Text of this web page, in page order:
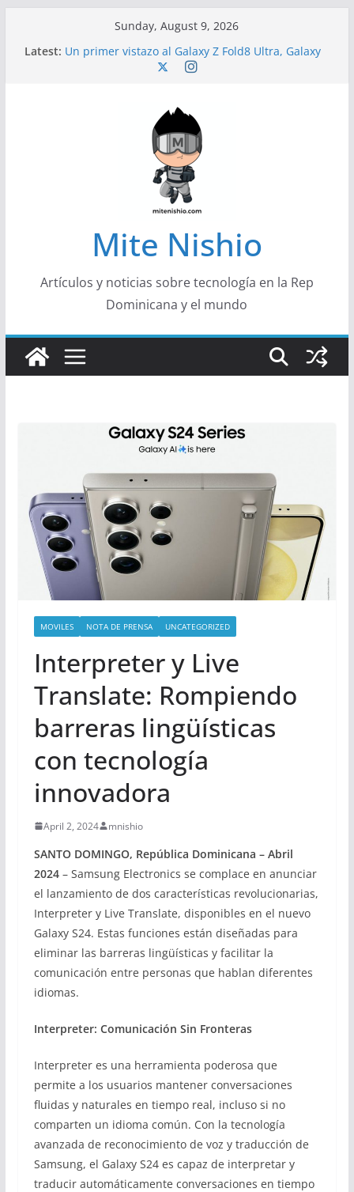
Sunday, August 9, 2026
Latest: Un primer vistazo al Galaxy Z Fold8 Ultra, Galaxy
Z Fold8 y Galaxy Z Flip8
Conferencistas analizarán los desafíos que
redefinen el futuro de las finanzas y la economía
Segunda edición de Marketing Unplugged
impulsa el marketing con propósito
Alerta sobre nueva campaña de ciberataques
que afecta a organizaciones de América Latina
Mite Nishio
Artículos y noticias sobre tecnología en la Rep
Dominicana y el mundo
MOVILES NOTA DE PRENSA UNCATEGORIZED
Interpreter y Live
Translate: Rompiendo
barreras lingüísticas
con tecnología
innovadora
April 2, 2024 mnishio
SANTO DOMINGO, República Dominicana – Abril
2024– Samsung Electronics se complace en anunciar
el lanzamiento de dos características revolucionarias,
Interpreter y Live Translate, disponibles en el nuevo
Galaxy S24. Estas funciones están diseñadas para
eliminar las barreras lingüísticas y facilitar la
comunicación entre personas que hablan diferentes
idiomas.
Interpreter: Comunicación Sin Fronteras
Interpreter es una herramienta poderosa que
permite a los usuarios mantener conversaciones
fluidas y naturales en tiempo real, incluso si no
comparten un idioma común. Con la tecnología
avanzada de reconocimiento de voz y traducción de
Samsung, el Galaxy S24 es capaz de interpretar y
traducir automáticamente conversaciones en tiempo